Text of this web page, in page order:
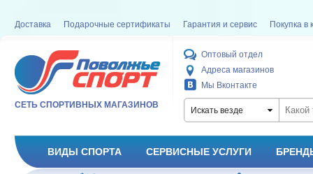
Доставка Подарочные сертификаты Гарантия и сервис Покупка в
СЕТЬ СПОРТИВНЫХ МАГАЗИНОВ
Оптовый отдел
Адреса магазинов
Мы Вконтакте
Искать везде
ВИДЫ СПОРТА СЕРВИСНЫЕ УСЛУГИ